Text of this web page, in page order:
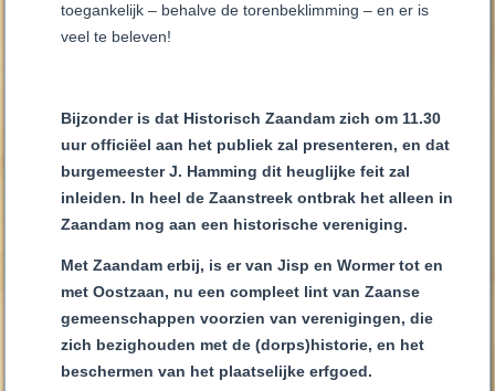
toegankelijk – behalve de torenbeklimming – en er is
veel te beleven!
Bijzonder is dat Historisch Zaandam zich om 11.30
uur officiëel aan het publiek zal presenteren, en dat
burgemeester J. Hamming dit heuglijke feit zal
inleiden. In heel de Zaanstreek ontbrak het alleen in
Zaandam nog aan een historische vereniging.
Met Zaandam erbij, is er van Jisp en Wormer tot en
met Oostzaan, nu een compleet lint van Zaanse
gemeenschappen voorzien van verenigingen, die
zich bezighouden met de (dorps)historie, en het
beschermen van het plaatselijke erfgoed.